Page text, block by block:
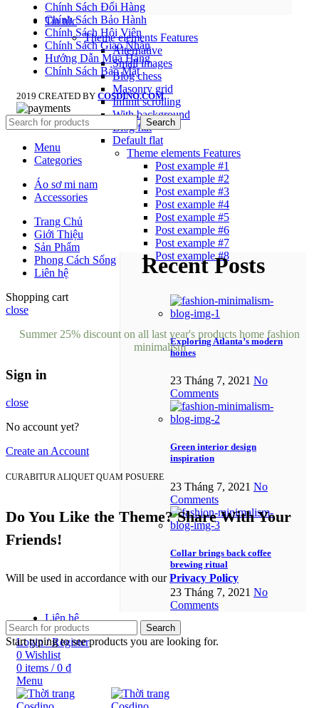
Tin tức
Theme elements Features
Alternative
Small images
Blog chess
Masonry grid
Infinit scrolling
With background
Blog flat
Default flat
Theme elements Features
Post example #1
Post example #2
Post example #3
Post example #4
Post example #5
Post example #6
Post example #7
Post example #8
Recent Posts
Exploring Atlanta’s modern
homes
23 Tháng 7, 2021 No
Comments
Green interior design
inspiration
23 Tháng 7, 2021 No
Comments
Collar brings back coffee
brewing ritual
23 Tháng 7, 2021 No
Comments
Liên hệ
Login / Register
0 Wishlist
0 items / 0 ₫
Menu
Chính Sách Đổi Hàng
Chính Sách Bảo Hành
Chính Sách Hội Viên
Chính Sách Giao Nhận
Hướng Dẫn Mua Hàng
Chính Sách Bảo Mật
2019 CREATED BY COSDINO.COM
Search
Menu
Categories
Áo sơ mi nam
Accessories
Trang Chủ
Giới Thiệu
Sản Phẩm
Phong Cách Sống
Liên hệ
Shopping cart
close
Summer 25% discount on all last year's products home fashion
minimalism
Sign in
close
No account yet?
Create an Account
CURABITUR ALIQUET QUAM POSUERE
Do You Like the Theme? Share With Your
Friends!
Will be used in accordance with ourPrivacy Policy
Search
Start typing to see products you are looking for.